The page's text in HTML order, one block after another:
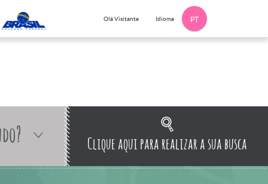
Olá Visitante Idioma PT
Clique aqui para realizar a sua busca